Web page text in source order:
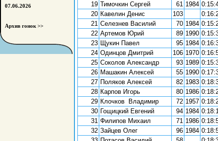
19 Тимочкин Сергей 61 1984
20 Кавелин Денис 103
21 Селезнев Василий 70 1984
22 Артемов Юрий 89 1990
23 Щукин Павел 95 1984
24 Одинцов Дмитрий 106 1970
25 Соколов Александр 93 1989
26 Машакин Алексей 55 1990
27 Поляков Алексей 82 1983
28 Карпов Игорь 80 1986
29 Клочков Владимир 72 1957
30 Гощицкий Евгений 94 1984
31 Филипов Михаил 71 1986
32 Зайцев Олег 96 1984
07.06.2026
Архив гонок >>